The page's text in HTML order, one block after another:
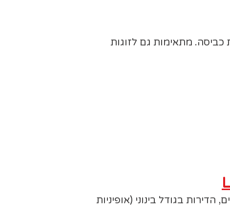
כביסה. מתאימות גם לזוגות
בגודל בינוני (אופיניות